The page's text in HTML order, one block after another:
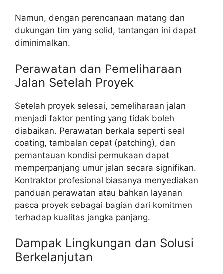
Namun, dengan perencanaan matang dan
dukungan tim yang solid, tantangan ini dapat
diminimalkan.
Perawatan dan Pemeliharaan
Jalan Setelah Proyek
Setelah proyek selesai, pemeliharaan jalan
menjadi faktor penting yang tidak boleh
diabaikan. Perawatan berkala seperti seal
coating, tambalan cepat (patching), dan
pemantauan kondisi permukaan dapat
memperpanjang umur jalan secara signifikan.
Kontraktor profesional biasanya menyediakan
panduan perawatan atau bahkan layanan
pasca proyek sebagai bagian dari komitmen
terhadap kualitas jangka panjang.
Dampak Lingkungan dan Solusi
Berkelanjutan